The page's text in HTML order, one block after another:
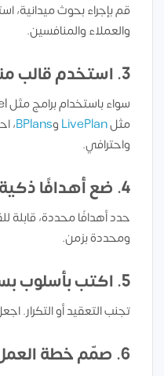
قم بإجراء بحوث ميدانية،
والعملاء والمنافسين.
3. استخدم قالب منظم
مثلLivePlan وBPlans،
واحترافي.
4. ضع أهدافًا ذكية (SMART)
حدد أهدافًا محددة، قابلة
ومحددة بزمن.
5. اكتب بأسلوب بسيط وعملي
تجنب التعقيد أو التكرار.
6. صمّم خطة العمل بشكل جذاب